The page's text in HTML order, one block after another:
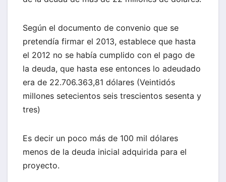
Según el documento de convenio que se
pretendía firmar el 2013, establece que hasta
el 2012 no se había cumplido con el pago de
la deuda, que hasta ese entonces lo adeudado
era de 22.706.363,81 dólares (Veintidós
millones setecientos seis trescientos sesenta y
tres)
Es decir un poco más de 100 mil dólares
menos de la deuda inicial adquirida para el
proyecto.